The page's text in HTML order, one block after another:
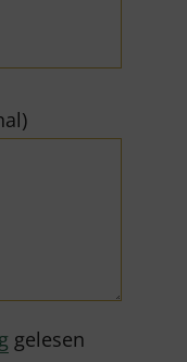
gelesen